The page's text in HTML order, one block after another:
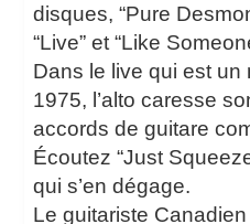
disques, “Pure
“Live” et “Like
Dans le live qui est
1975, l’alto caresse
accords de guitare
Écoutez “Just
qui s’en dégage.
Le guitariste